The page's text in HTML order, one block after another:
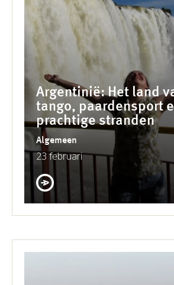
Argentinië: Het land
tango, paardensport
prachtige stranden
Algemeen
23 februari